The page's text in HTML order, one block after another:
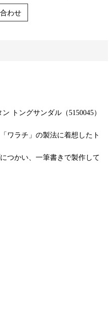
わせ
トングサンダル（5150045）
ワラチ」の製法に着想したト
つかい、一筆書きで製作して